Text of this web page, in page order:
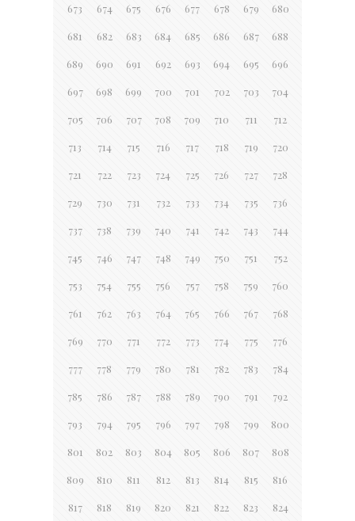
673 674 675 676 677 678 679 680
681 682 683 684 685 686 687 688
689 690 691 692 693 694 695 696
697 698 699 700 701 702 703 704
705 706 707 708 709 710 711 712
713 714 715 716 717 718 719 720
721 722 723 724 725 726 727 728
729 730 731 732 733 734 735 736
737 738 739 740 741 742 743 744
745 746 747 748 749 750 751 752
753 754 755 756 757 758 759 760
761 762 763 764 765 766 767 768
769 770 771 772 773 774 775 776
777 778 779 780 781 782 783 784
785 786 787 788 789 790 791 792
793 794 795 796 797 798 799 800
801 802 803 804 805 806 807 808
809 810 811 812 813 814 815 816
817 818 819 820 821 822 823 824